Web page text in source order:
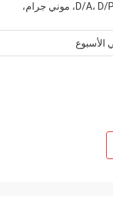
خطاب الاعتماد، D/A، D/P، T/T، موني جرام،